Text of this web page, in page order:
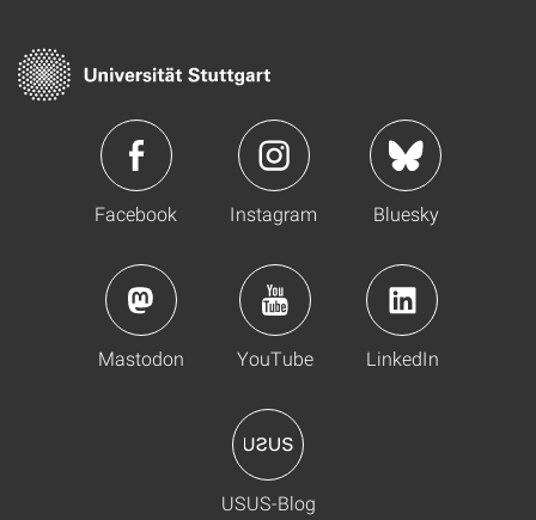
Facebook Instagram Bluesky
Mastodon YouTube LinkedIn
USUS-Blog